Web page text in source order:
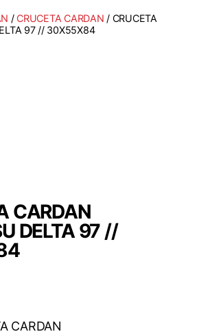
/ CRUCETA CARDAN / CRUCETA
97 // 30X55X84
CARDAN
DELTA 97 //
CARDAN